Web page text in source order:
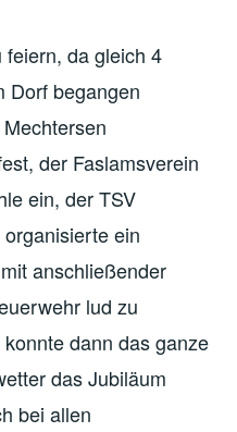
da gleich 4
Dorf begangen
der Faslamsverein
ein, der TSV
ein
anschließender
lud zu
dann das ganze
das Jubiläum
bei allen